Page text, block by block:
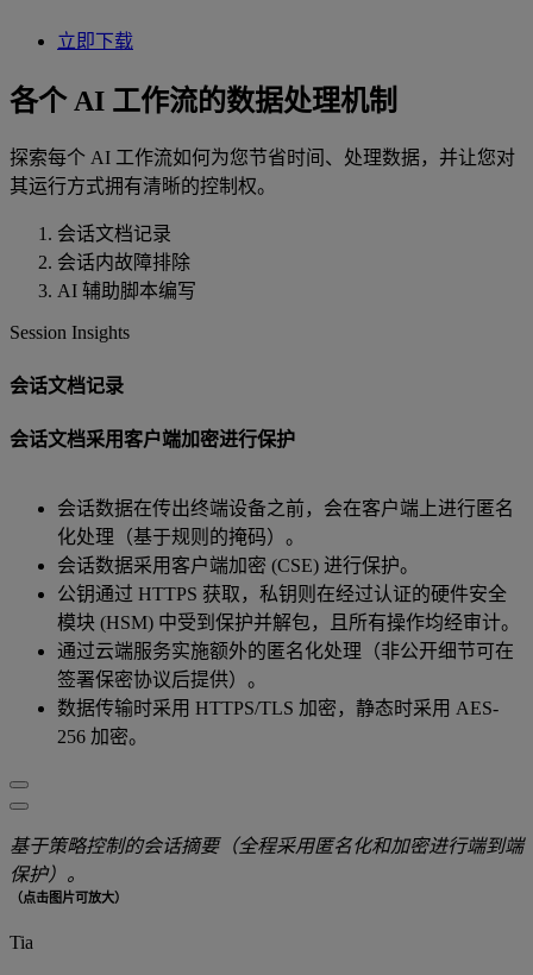
立即下载
各个 AI 工作流的数据处理机制
探索每个 AI 工作流如何为您节省时间、处理数据，并让您对
其运行方式拥有清晰的控制权。
会话文档记录
会话内故障排除
AI 辅助脚本编写
Session Insights
会话文档记录
会话文档采用客户端加密进行保护
会话数据在传出终端设备之前，会在客户端上进行匿名
化处理（基于规则的掩码）。
会话数据采用客户端加密 (CSE) 进行保护。
公钥通过 HTTPS 获取，私钥则在经过认证的硬件安全
模块 (HSM) 中受到保护并解包，且所有操作均经审计。
通过云端服务实施额外的匿名化处理（非公开细节可在
签署保密协议后提供）。
数据传输时采用 HTTPS/TLS 加密，静态时采用 AES-
256 加密。
基于策略控制的会话摘要（全程采用匿名化和加密进行端到端
保护）。
（点击图片可放大）
Tia